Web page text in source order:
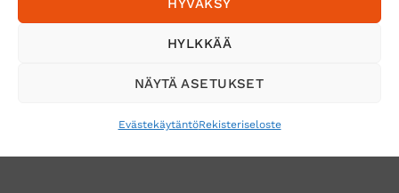
HYVÄKSY
HYLKKÄÄ
NÄYTÄ ASETUKSET
EvästekäytäntöRekisteriseloste